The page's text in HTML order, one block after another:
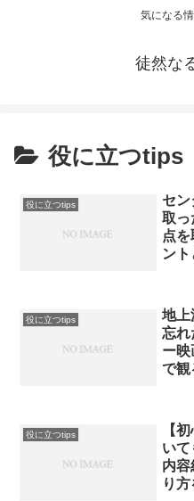
気になる
徒然な
役に立つtips
役に立つtips
セン
取っ
点
ン
役に立つtips
地
忘れ
ー
で観
役に立つtips
【
い
内容
り